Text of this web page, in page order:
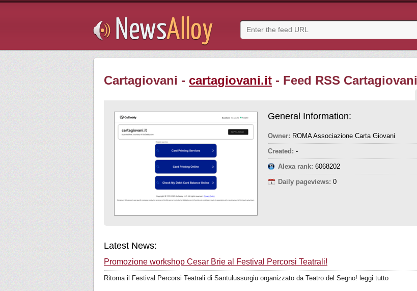
Cartagiovani - cartagiovani.it - Feed RSS Cartagiovani
General Information:
Owner: ROMA Associazione Carta Giovani
Created: -
Alexa rank: 6068202
Daily pageviews: 0
Latest News:
Promozione workshop Cesar Brie al Festival Percorsi Teatrali!
Ritorna il Festival Percorsi Teatrali di Santulussurgiu organizzato da Teatro del Segno! leggi tutto